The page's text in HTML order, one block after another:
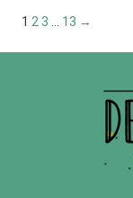
Pagination
1 2 3 13 →